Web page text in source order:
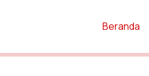
Beranda